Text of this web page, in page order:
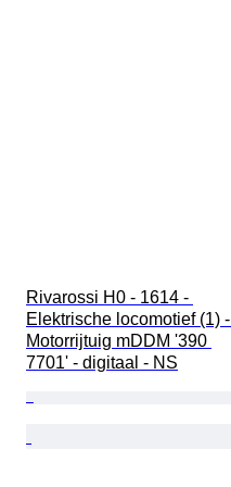
Rivarossi H0 - 1614 -
Elektrische locomotief (1) -
Motorrijtuig mDDM '390
7701' - digitaal - NS